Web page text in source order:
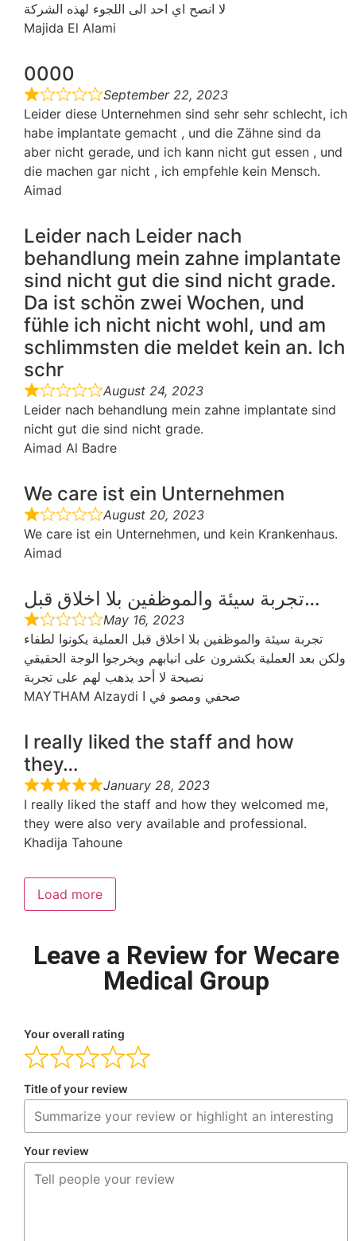
لا انصح اي احد الى اللجوء لهذه الشركة
Majida El Alami
0000
September 22, 2023
Leider diese Unternehmen sind sehr sehr schlecht, ich
habe implantate gemacht , und die Zähne sind da
aber nicht gerade, und ich kann nicht gut essen , und
die machen gar nicht , ich empfehle kein Mensch.
Aimad
Leider nach Leider nach
behandlung mein zahne implantate
sind nicht gut die sind nicht grade.
Da ist schön zwei Wochen, und
fühle ich nicht nicht wohl, und am
schlimmsten die meldet kein an. Ich
schr
August 24, 2023
Leider nach behandlung mein zahne implantate sind
nicht gut die sind nicht grade.
Aimad Al Badre
We care ist ein Unternehmen
August 20, 2023
We care ist ein Unternehmen, und kein Krankenhaus.
Aimad
تجربة سيئة والموظفين بلا اخلاق قبل…
May 16, 2023
تجربة سيئة والموظفين بلا اخلاق قبل العملية يكونوا لطفاء
ولكن بعد العملية يكشرون على انيابهم ويخرجوا الوجة الحقيقي
نصيحة لا أحد يذهب لهم على تجربة
MAYTHAM Alzaydi صحفي ومصو في ا
I really liked the staff and how
they…
January 28, 2023
I really liked the staff and how they welcomed me,
they were also very available and professional.
Khadija Tahoune
Load more
Leave a Review for Wecare
Medical Group
Your overall rating
Title of your review
Your review